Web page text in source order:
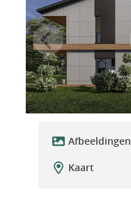
Afbeeldingen
Kaart